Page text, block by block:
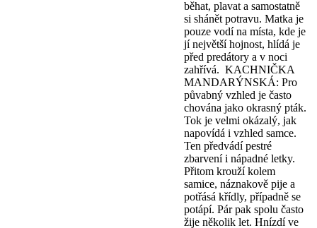
běhat, plavat a samostatně
si shánět potravu. Matka je
pouze vodí na místa, kde je
jí největší hojnost, hlídá je
před predátory a v noci
zahřívá. KACHNIČKA
MANDARÝNSKÁ: Pro
půvabný vzhled je často
chována jako okrasný pták.
Tok je velmi okázalý, jak
napovídá i vzhled samce.
Ten předvádí pestré
zbarvení i nápadné letky.
Přitom krouží kolem
samice, náznakově pije a
potřásá křídly, případně se
potápí. Pár pak spolu často
žije několik let. Hnízdí ve